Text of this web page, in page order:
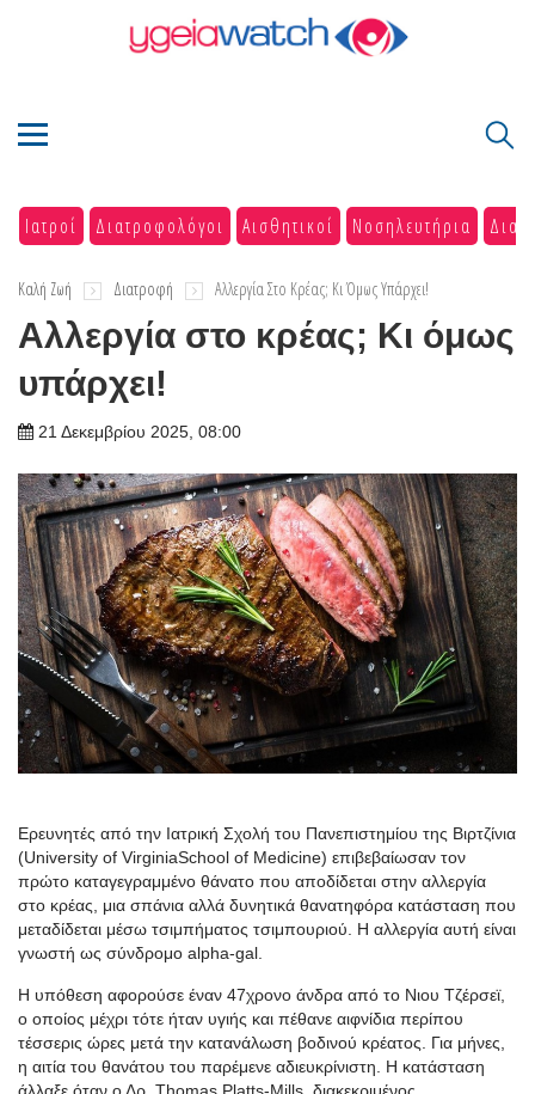
Ιατροί Διατροφολόγοι Αισθητικοί Νοσηλευτήρια
Καλή Ζωή Διατροφή Αλλεργία Στο Κρέας; Κι Όμως Υπάρχει!
Αλλεργία στο κρέας; Κι όμως
υπάρχει!
21 Δεκεμβρίου 2025, 08:00
Ερευνητές από την Ιατρική Σχολή του Πανεπιστημίου της Βιρτζίνια
(University of VirginiaSchool of Medicine) επιβεβαίωσαν τον
πρώτο καταγεγραμμένο θάνατο που αποδίδεται στην αλλεργία
στο κρέας, μια σπάνια αλλά δυνητικά θανατηφόρα κατάσταση που
μεταδίδεται μέσω τσιμπήματος τσιμπουριού. Η αλλεργία αυτή είναι
γνωστή ως σύνδρομο alpha-gal
Η υπόθεση αφορούσε έναν 47χρονο άνδρα από το Νιου Τζέρσεϊ,
ο οποίος μέχρι τότε ήταν υγιής και πέθανε αιφνίδια περίπου
τέσσερις ώρες μετά την κατανάλωση βοδινού κρέατος. Για μήνες,
η αιτία του θανάτου του παρέμενε αδιευκρίνιστη. Η κατάσταση
άλλαξε όταν ο Δρ. Thomas Platts-Mills, διακεκριμένος